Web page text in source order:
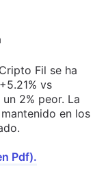
Fil se ha
vs
2% peor. La
en los
Pdf).